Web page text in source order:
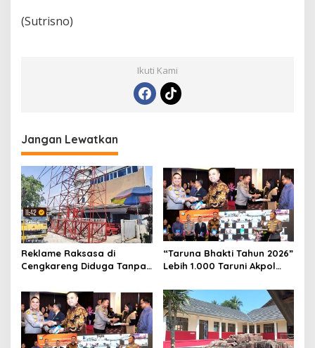
(Sutrisno)
Ikuti Kami
Jangan Lewatkan
Reklame Raksasa di
Cengkareng Diduga Tanpa
Dokumen Diragukan,
Identitas Petugas Tak
Dikenali
“Taruna Bhakti Tahun 2026”
Lebih 1.000 Taruni Akpol
Karakter Siswa Sekolah
Rakyat